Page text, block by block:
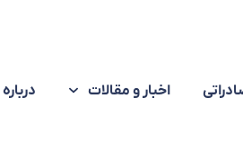
اخبار و مقالات